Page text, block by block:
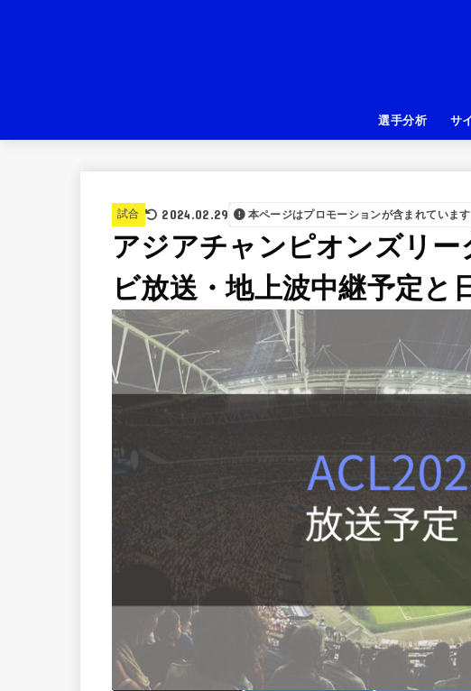
選手分析 サ
試合 2024.02.29 本ページはプロモーションが含まれています
アジアチャンピオンズリ
ビ放送・地上波中継予定と